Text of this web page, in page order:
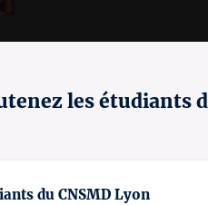
les étudiants
du CNSMD Lyon